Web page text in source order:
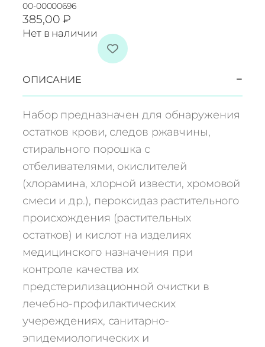
00-00000696
385,00₽
Нет в наличии
ОПИСАНИЕ −
Набор предназначен для обнаружения
остатков крови, следов ржавчины,
стирального порошка с
отбеливателями, окислителей
(хлорамина, хлорной извести, хромовой
смеси и др.), пероксидаз растительного
происхождения (растительных
остатков) и кислот на изделиях
медицинского назначения при
контроле качества их
предстерилизационной очистки в
лечебно-профилактических
учереждениях, санитарно-
эпидемиологических и